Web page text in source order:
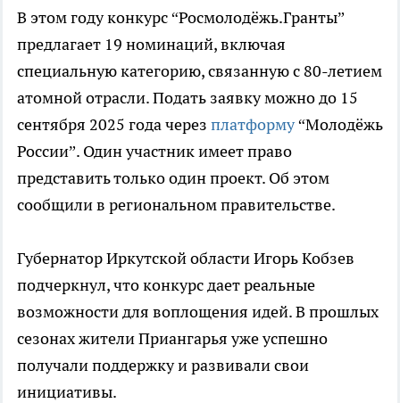
В этом году конкурс “Росмолодёжь.Гранты”
предлагает 19 номинаций, включая
специальную категорию, связанную с 80-летием
атомной отрасли. Подать заявку можно до 15
сентября 2025 года через платформу“Молодёжь
России”. Один участник имеет право
представить только один проект. Об этом
сообщили в региональном правительстве.
Губернатор Иркутской области Игорь Кобзев
подчеркнул, что конкурс дает реальные
возможности для воплощения идей. В прошлых
сезонах жители Приангарья уже успешно
получали поддержку и развивали свои
инициативы.